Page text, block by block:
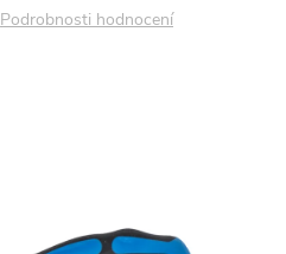
Podrobnosti hodnocení